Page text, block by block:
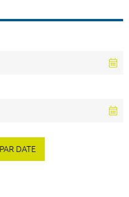
DATE